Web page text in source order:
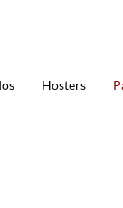
Hosters